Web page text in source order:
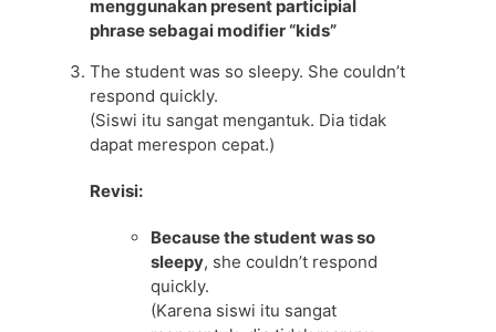
menggunakan present participial
phrase sebagai modifier “kids”
The student was so sleepy. She couldn’t
respond quickly.
(Siswi itu sangat mengantuk. Dia tidak
dapat merespon cepat.)
Revisi:
Because the student was so
sleepy, she couldn’t respond
quickly.
(Karena siswi itu sangat